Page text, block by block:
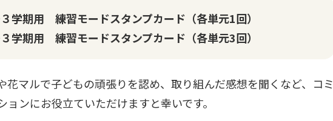
学期用 練習モードスタンプカード（各単元1回）
学期用 練習モードスタンプカード（各単元3回）
花マルで子どもの頑張りを認め、取り組んだ感想を聞くなど、コミ
ョンにお役立ていただけますと幸いです。